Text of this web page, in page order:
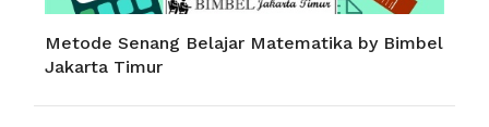
Metode Senang Belajar Matematika by Bimbel
Jakarta Timur